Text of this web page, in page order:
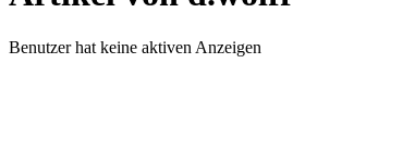
Benutzer hat keine aktiven Anzeigen